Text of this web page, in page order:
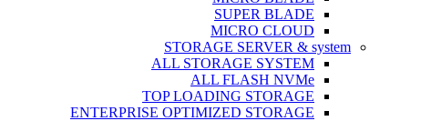
SUPER BLADE
MICRO CLOUD
STORAGE SERVER & system
ALL STORAGE SYSTEM
ALL FLASH NVMe
TOP LOADING STORAGE
ENTERPRISE OPTIMIZED STORAGE